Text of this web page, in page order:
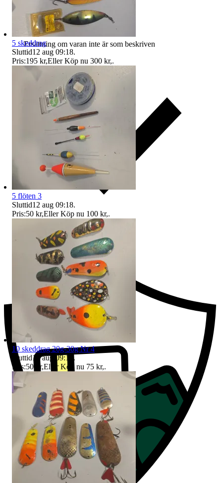
Ersättning om varan inte är som beskriven
Ersättning om du inte får din vara
5 skeddrag
Sluttid12 aug 09:18.
Pris:195 kr,Eller Köp nu 300 kr,.
5 flöten 3
Sluttid12 aug 09:18.
Pris:50 kr,Eller Köp nu 100 kr,.
10 skeddrag 20g-30g Nr 4
Sluttid13 aug 09:17 .
Pris:50 kr,Eller Köp nu 75 kr,.